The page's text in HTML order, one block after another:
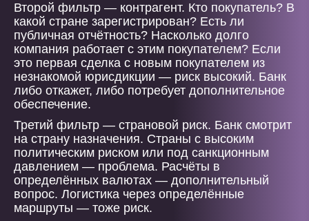
Второй фильтр — контрагент. Кто покупатель? В
какой стране зарегистрирован? Есть ли
публичная отчётность? Насколько долго
компания работает с этим покупателем? Если
это первая сделка с новым покупателем из
незнакомой юрисдикции — риск высокий. Банк
либо откажет, либо потребует дополнительное
обеспечение.
Третий фильтр — страновой риск. Банк смотрит
на страну назначения. Страны с высоким
политическим риском или под санкционным
давлением — проблема. Расчёты в
определённых валютах — дополнительный
вопрос. Логистика через определённые
маршруты — тоже риск.